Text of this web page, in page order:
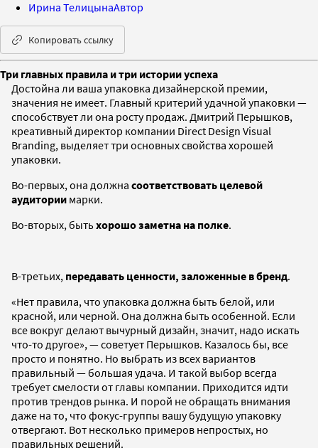
Ирина ТелицынаАвтор
Копировать ссылку
Три главных правила и три истории успеха
Достойна ли ваша упаковка дизайнерской премии,
значения не имеет. Главный критерий удачной упаковки —
способствует ли она росту продаж. Дмитрий Перышков,
креативный директор компании Direct Design Visual
Branding, выделяет три основных свойства хорошей
упаковки.
Во-первых, она должна соответствовать целевой
аудитории марки.
Во-вторых, бытьхорошо заметна на полке.
В-третьих, передавать ценности, заложенные в бренд.
«Нет правила, что упаковка должна быть белой, или
красной, или черной. Она должна быть особенной. Если
все вокруг делают вычурный дизайн, значит, надо искать
что-то другое», — советует Перышков. Казалось бы, все
просто и понятно. Но выбрать из всех вариантов
правильный — большая удача. И такой выбор всегда
требует смелости от главы компании. Приходится идти
против трендов рынка. И порой не обращать внимания
даже на то, что фокус-группы вашу будущую упаковку
отвергают. Вот несколько примеров непростых, но
правильных решений.